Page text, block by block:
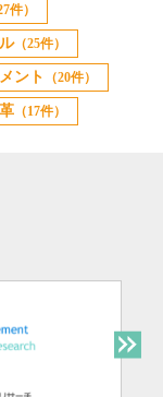
件）
（25件）
ント （20件）
（17件）